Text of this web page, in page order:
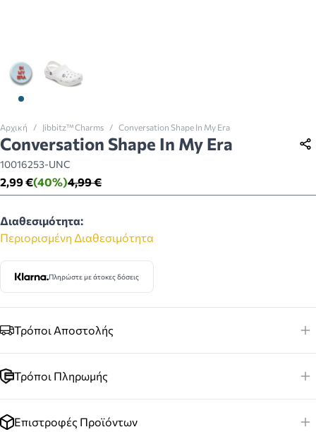
View larger image
Αρχική / Jibbitz™ Charms / Conversation Shape In My Era
Conversation Shape In My Era
10016253-UNC
4,99 €
(40%)
2,99 €
Διαθεσιμότητα:
Περιορισμένη Διαθεσιμότητα
Πληρώστε με άτοκες δόσεις
Τρόποι Αποστολής
Τρόποι Πληρωμής
Επιστροφές Προϊόντων